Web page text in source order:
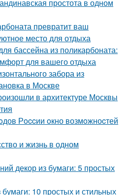
простота в одном
превратит ваш
место для отдыха
бассейна из поликарбоната:
для вашего отдыха
забора из
в Москве
в архитектуре Москвы
Рoccии oкно возмoжноcтей
и жизнь в одном
декор из бумаги: 5 простых
10 простых и стильных